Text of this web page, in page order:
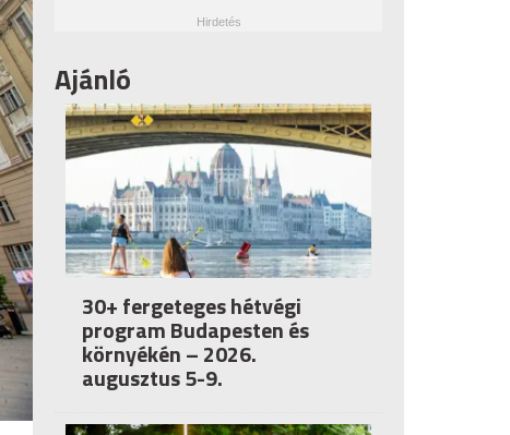
Ajánló
30+ fergeteges hétvégi
program Budapesten és
környékén – 2026.
augusztus 5-9.